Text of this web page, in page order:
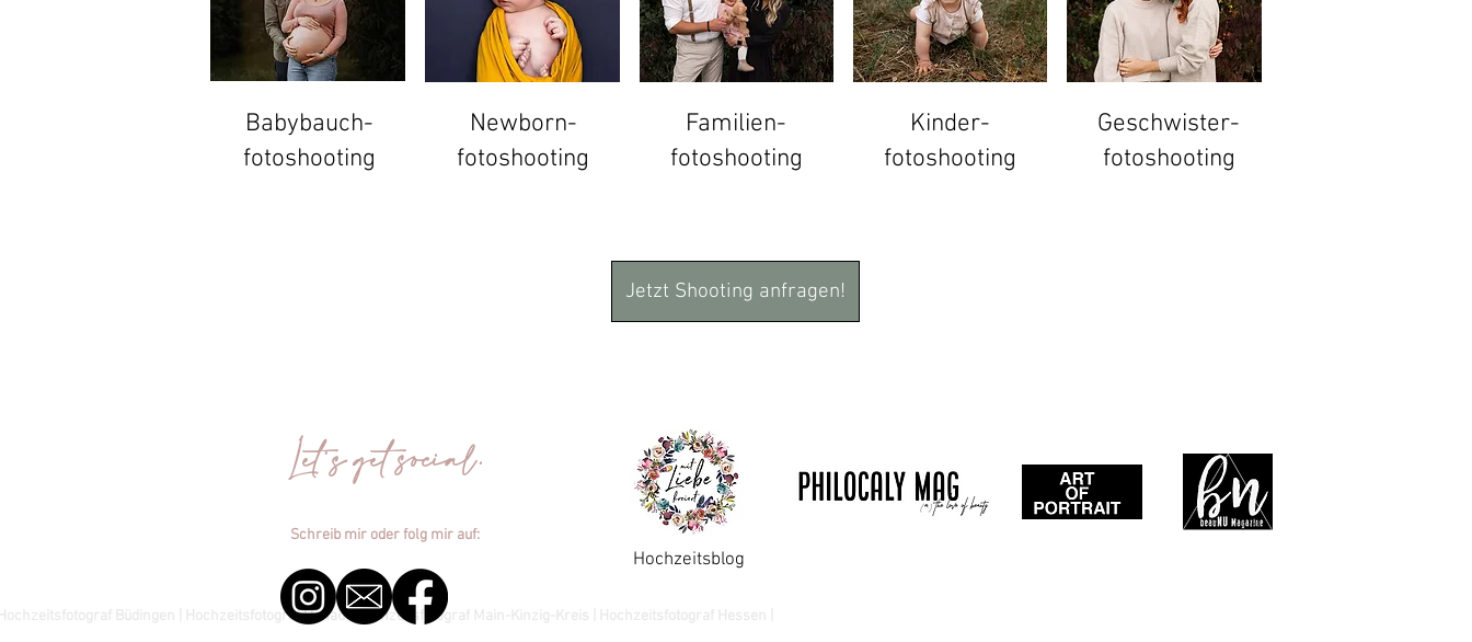
Babybauch-
fotoshooting
Newborn-
fotoshooting
Familien-
fotoshooting
Jetzt Shooting anfragen!
Geschwister-
fotoshooting
Kinder-
fotoshooting
Let's get social.
Schreib mir oder folg mir auf:
Büdingen | Hochzeitsfotograf Hanau | Hochzeitsfotograf Main-Kinzig-Kreis | Hochzeitsfotograf Hessen |
Hochzeitsblog